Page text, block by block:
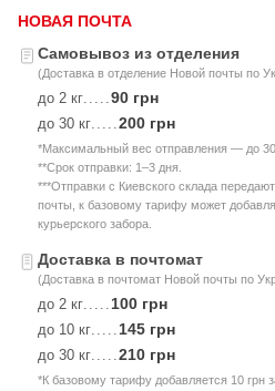
НОВАЯ ПОЧТА
Самовывоз из отделения
(Доставка в отделение Новой почты по
до 2 кг.....90 грн
до 30 кг.....200 грн
*Максимальный вес отправления — до 30
**Срок отправки: 1–3 дня.
***Отправки с Киевского склада
почты, к базовому тарифу может
курьерского забора.
Доставка в почтомат
(Доставка в почтомат Новой почты по
до 2 кг.....100 грн
до 10 кг.....145 грн
до 30 кг.....210 грн
*К базовому тарифу добавляется 10 грн